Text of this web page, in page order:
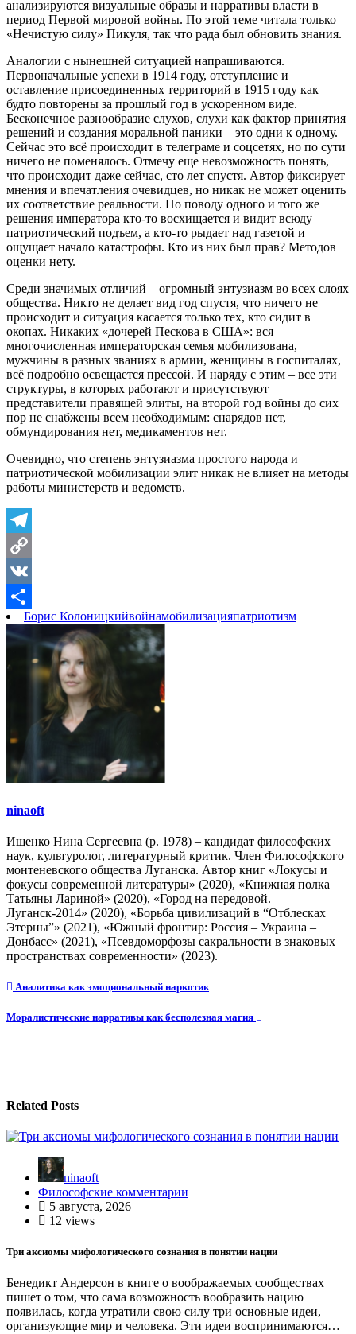
анализируются визуальные образы и нарративы власти в
период Первой мировой войны. По этой теме читала только
«Нечистую силу» Пикуля, так что рада был обновить знания.
Аналогии с нынешней ситуацией напрашиваются.
Первоначальные успехи в 1914 году, отступление и
оставление присоединенных территорий в 1915 году как
будто повторены за прошлый год в ускоренном виде.
Бесконечное разнообразие слухов, слухи как фактор принятия
решений и создания моральной паники – это одни к одному.
Сейчас это всё происходит в телеграме и соцсетях, но по сути
ничего не поменялось. Отмечу еще невозможность понять,
что происходит даже сейчас, сто лет спустя. Автор фиксирует
мнения и впечатления очевидцев, но никак не может оценить
их соответствие реальности. По поводу одного и того же
решения императора кто-то восхищается и видит всюду
патриотический подъем, а кто-то рыдает над газетой и
ощущает начало катастрофы. Кто из них был прав? Методов
оценки нету.
Среди значимых отличий – огромный энтузиазм во всех слоях
общества. Никто не делает вид год спустя, что ничего не
происходит и ситуация касается только тех, кто сидит в
окопах. Никаких «дочерей Пескова в США»: вся
многочисленная императорская семья мобилизована,
мужчины в разных званиях в армии, женщины в госпиталях,
всё подробно освещается прессой. И наряду с этим – все эти
структуры, в которых работают и присутствуют
представители правящей элиты, на второй год войны до сих
пор не снабжены всем необходимым: снарядов нет,
обмундирования нет, медикаментов нет.
Очевидно, что степень энтузиазма простого народа и
патриотической мобилизации элит никак не влияет на методы
работы министерств и ведомств.
Telegram
Copy
Link
VK
Отправить
Борис Колоницкийвойнамобилизацияпатриотизм
ninaoft
Ищенко Нина Сергеевна (р. 1978) – кандидат философских
наук, культуролог, литературный критик. Член Философского
монтеневского общества Луганска. Автор книг «Локусы и
фокусы современной литературы» (2020), «Книжная полка
Татьяны Лариной» (2020), «Город на передовой.
Луганск-2014» (2020), «Борьба цивилизаций в “Отблесках
Этерны”» (2021), «Южный фронтир: Россия – Украина –
Донбасс» (2021), «Псевдоморфозы сакральности в знаковых
пространствах современности» (2023).
Навигация
по
Аналитика как эмоциональный наркотик
Моралистические нарративы как бесполезная магия
Related Posts
ninaoft
Философские комментарии
5 августа, 2026
12 views
Три аксиомы мифологического сознания в понятии нации
Бенедикт Андерсон в книге о воображаемых сообществах
пишет о том, что сама возможность вообразить нацию
появилась, когда утратили свою силу три основные идеи,
организующие мир и человека. Эти идеи воспринимаются…